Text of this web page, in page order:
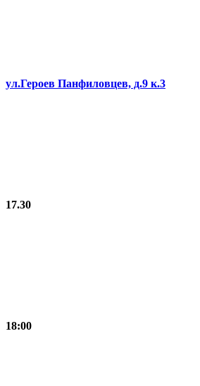
ул.Героев Панфиловцев, д.9 к.3
17.30
18:00